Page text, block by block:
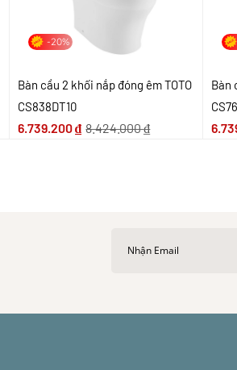
-20%
Bàn cầu 2 khối nắp đóng êm TOTO
CS838DT10
6.739.200₫ 8.424.000₫
Bàn